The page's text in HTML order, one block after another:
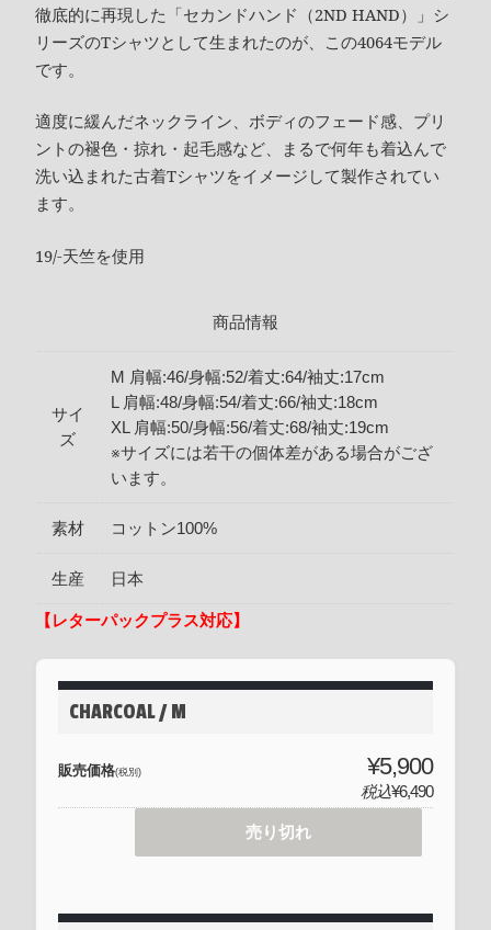
徹底的に再現した「セカンドハンド（2ND HAND）」シ
リーズのTシャツとして生まれたのが、この4064モデル
です。
適度に緩んだネックライン、ボディのフェード感、プリ
ントの褪色・掠れ・起毛感など、まるで何年も着込んで
洗い込まれた古着Tシャツをイメージして製作されてい
ます。
19/-天竺を使用
商品情報
サイ
ズ
M 肩幅:46/身幅:52/着丈:64/袖丈:17cm
L 肩幅:48/身幅:54/着丈:66/袖丈:18cm
XL 肩幅:50/身幅:56/着丈:68/袖丈:19cm
※サイズには若干の個体差がある場合がござ
います。
素材 コットン100%
生産 日本
【レターパックプラス対応】
CHARCOAL / M
販売価格(税別) ¥5,900
税込¥6,490
売り切れ